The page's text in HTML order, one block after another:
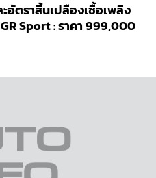
ตราสิ้นเปลืองเชื้อเพลิง
Sport : ราคา 999,000